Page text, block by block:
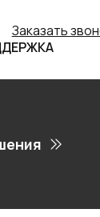
Заказать